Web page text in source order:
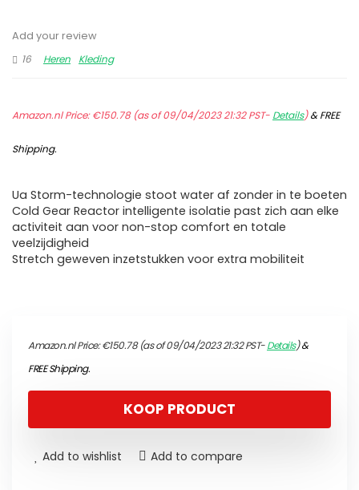
Add your review
16
Heren Kleding
Amazon.nl Price:€150.78(as of 09/04/2023 21:32 PST- Details)&FREE
Shipping.
Ua Storm-technologie stoot water af zonder in te boeten
Cold Gear Reactor intelligente isolatie past zich aan elke
activiteit aan voor non-stop comfort en totale
veelzijdigheid
Stretch geweven inzetstukken voor extra mobiliteit
Amazon.nl Price:€150.78(as of 09/04/2023 21:32 PST-Details)&
FREE Shipping.
KOOP PRODUCT
Add to wishlist Add to compare